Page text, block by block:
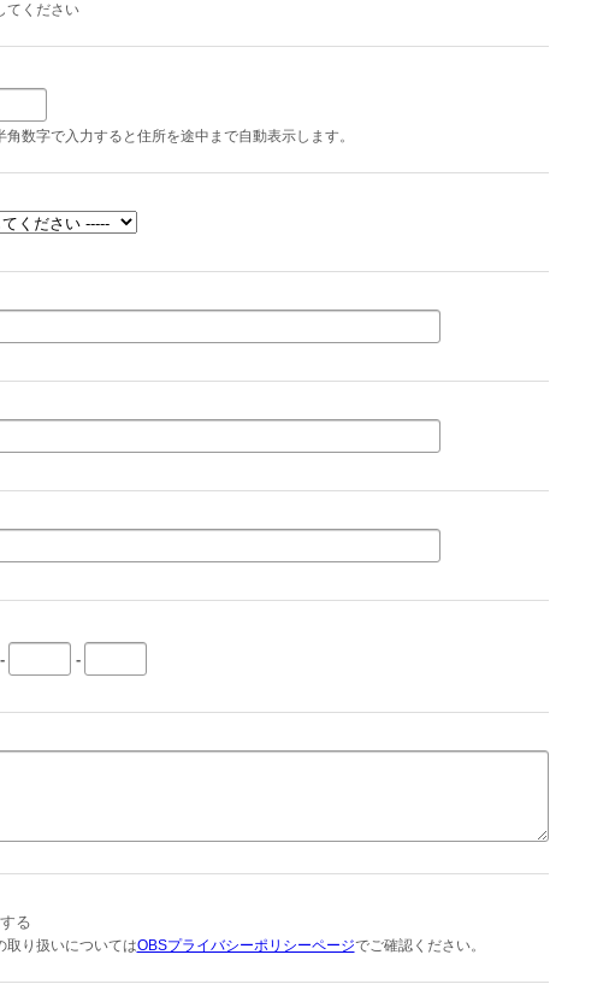
てください
角数字で入力すると住所を途中まで自動表示します。
- -
る
り扱いについてはOBSプライバシーポリシーページでご確認ください。